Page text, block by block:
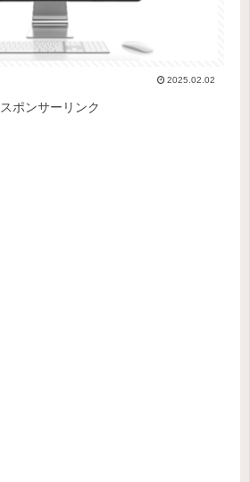
2025.02.02
スポンサーリンク